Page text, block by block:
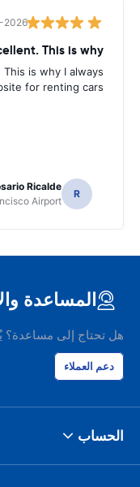
2026
This is why
is why I always
for renting cars.
R
Ricalde
Airport
المساعدة
هل تحتاج إلى مساعدة؟
دعم العملاء
الحساب